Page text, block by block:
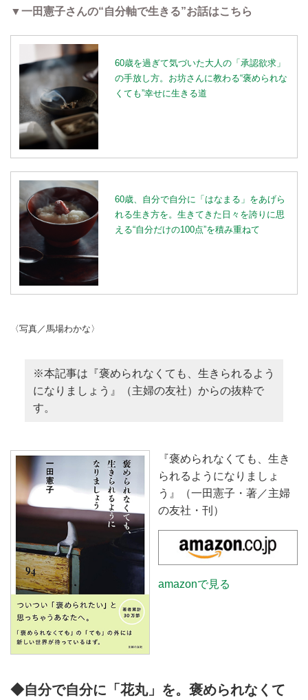
▼一田憲子さんの“自分軸で生きる”お話はこちら
60歳を過ぎて気づいた大人の「承認欲求」
の手放し方。お坊さんに教わる“褒められな
くても”幸せに生きる道
60歳、自分で自分に「はなまる」をあげら
れる生き方を。生きてきた日々を誇りに思
える“自分だけの100点”を積み重ねて
〈写真／馬場わかな〉
※本記事は『褒められなくても、生きられるよう
になりましょう』（主婦の友社）からの抜粋で
す。
『褒められなくても、生き
られるようになりましょ
う』（一田憲子・著／主婦
の友社・刊）
amazonで見る
◆自分で自分に「花丸」を。褒められなくて